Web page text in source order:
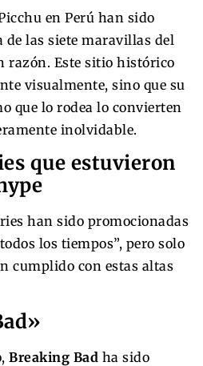
en Perú han sido
de las siete maravillas del
razón. Este sitio histórico
visualmente, sino que su
que lo rodea lo convierten
inolvidable.
que estuvieron
han sido promocionadas
los tiempos”, pero solo
cumplido con estas altas
Breaking Bad ha sido